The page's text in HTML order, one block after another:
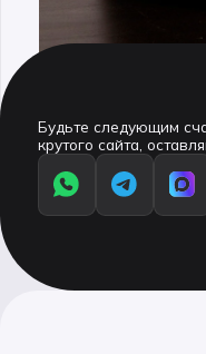
Будьте следующим
крутого сайта,